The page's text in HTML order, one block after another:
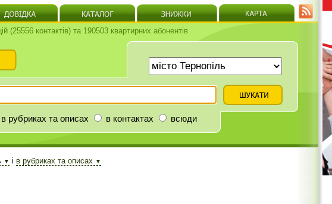
(25556 контактів) та 190503 квартирних абонентів
в рубриках та описах в контактах всюди
▼ і в рубриках та описах ▼